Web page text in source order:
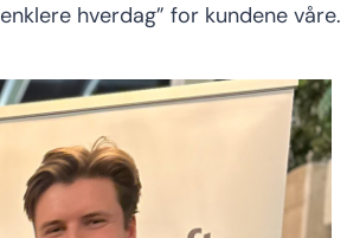
hverdag” for kundene våre.